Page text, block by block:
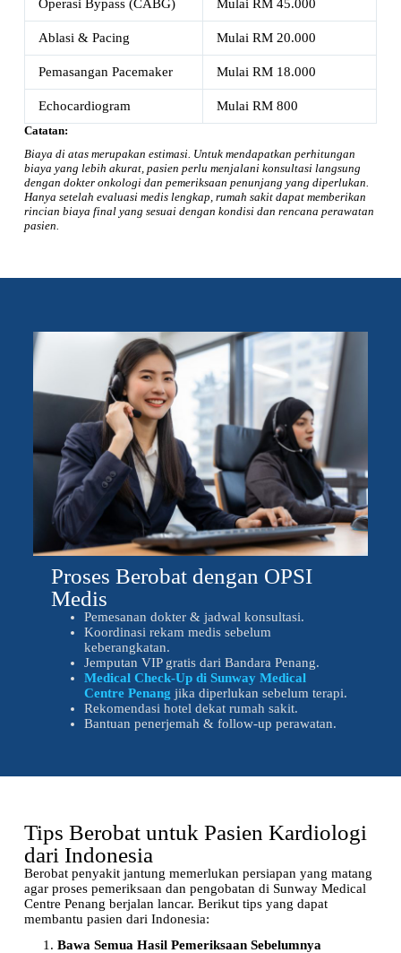
Operasi Bypass (CABG) Mulai RM 45.000
Ablasi & Pacing Mulai RM 20.000
Pemasangan Pacemaker Mulai RM 18.000
Echocardiogram Mulai RM 800
Catatan:
Biaya di atas merupakan estimasi. Untuk mendapatkan perhitungan
biaya yang lebih akurat, pasien perlu menjalani konsultasi langsung
dengan dokter onkologi dan pemeriksaan penunjang yang diperlukan.
Hanya setelah evaluasi medis lengkap, rumah sakit dapat memberikan
rincian biaya final yang sesuai dengan kondisi dan rencana perawatan
pasien.
Proses Berobat dengan OPSI
Medis
Pemesanan dokter & jadwal konsultasi.
Koordinasi rekam medis sebelum
keberangkatan.
Jemputan VIP gratis dari Bandara Penang.
Medical Check-Up di Sunway Medical
Centre Penang jika diperlukan sebelum terapi.
Rekomendasi hotel dekat rumah sakit.
Bantuan penerjemah & follow-up perawatan.
Tips Berobat untuk Pasien Kardiologi
dari Indonesia
Berobat penyakit jantung memerlukan persiapan yang matang
agar proses pemeriksaan dan pengobatan di Sunway Medical
Centre Penang berjalan lancar. Berikut tips yang dapat
membantu pasien dari Indonesia:
Bawa Semua Hasil Pemeriksaan Sebelumnya